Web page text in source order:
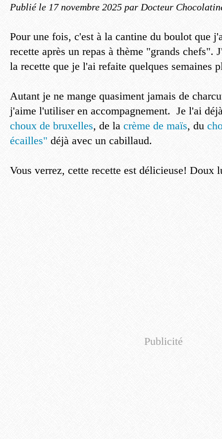
Publié le 17 novembre 2025 par Docteur
Pour une fois, c'est à la cantine du boulot que
recette après un repas à thème "grands chefs".
la recette que je l'ai refaite quelques semaines
Autant je ne mange quasiment jamais de
j'aime l'utiliser en accompagnement. Je l'ai
choux de bruxelles, de la crème de maïs, du
écailles" déjà avec un cabillaud.
Vous verrez, cette recette est délicieuse! Doux
Publicité